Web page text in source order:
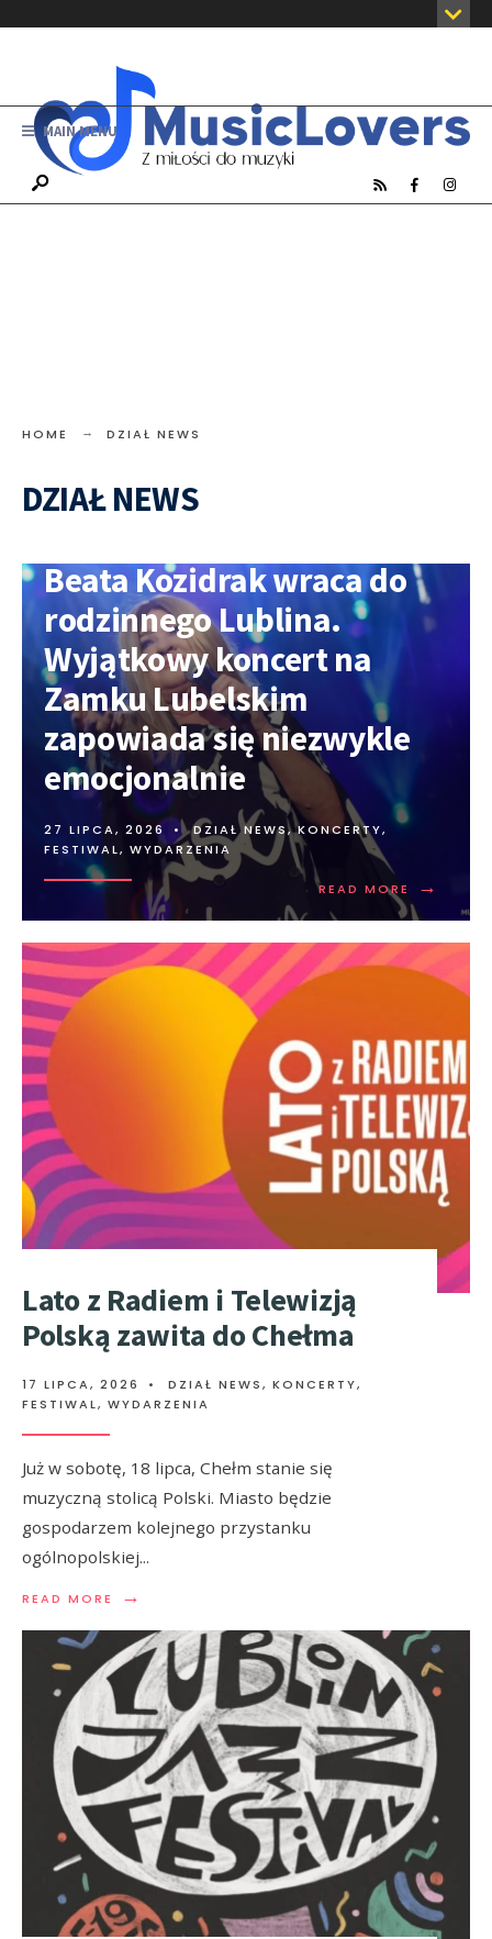
MAIN MENU
HOME DZIAŁ NEWS
DZIAŁ NEWS
Beata Kozidrak wraca do
rodzinnego Lublina.
Wyjątkowy koncert na
Zamku Lubelskim
zapowiada się niezwykle
emocjonalnie
27 LIPCA, 2026 • DZIAŁ NEWS,KONCERTY,
FESTIWAL, WYDARZENIA
READ MORE →
Lato z Radiem i Telewizją
Polską zawita do Chełma
17 LIPCA, 2026 • DZIAŁ NEWS, KONCERTY,
FESTIWAL, WYDARZENIA
Już w sobotę, 18 lipca, Chełm stanie się
muzyczną stolicą Polski. Miasto będzie
gospodarzem kolejnego przystanku
ogólnopolskiej...
READ MORE →